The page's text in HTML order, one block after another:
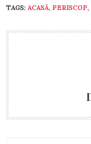
TAGS: ACASĂ, PERISCOP,